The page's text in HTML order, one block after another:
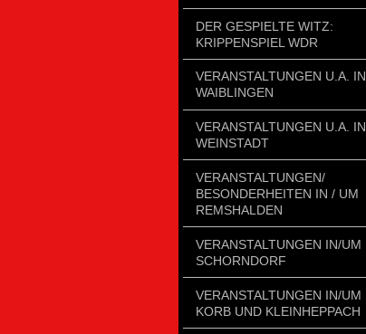
DER GESPIELTE WITZ:
KRIPPENSPIEL WDR
VERANSTALTUNGEN U.A. IN
WAIBLINGEN
VERANSTALTUNGEN U.A. IN
WEINSTADT
VERANSTALTUNGEN/
BESONDERHEITEN IN / UM
REMSHALDEN
VERANSTALTUNGEN IN/UM
SCHORNDORF
VERANSTALTUNGEN IN/UM
KORB UND KLEINHEPPACH